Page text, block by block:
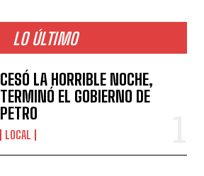
LO ÚLTIMO
CESÓ LA HORRIBLE NOCHE,
TERMINÓ EL GOBIERNO DE
PETRO
LOCAL